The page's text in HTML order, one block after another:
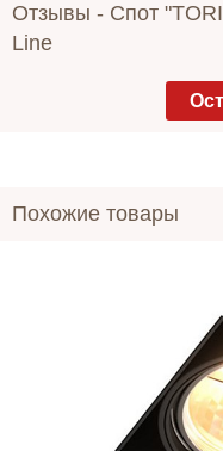
Отзывы - Спот
Line
Похожие товары